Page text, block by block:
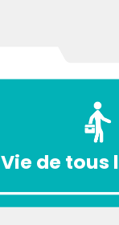
Vie de tous